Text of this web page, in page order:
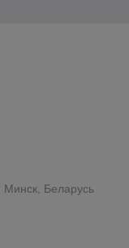
Беларусь